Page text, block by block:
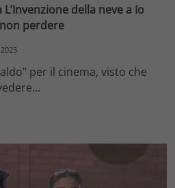
della neve a Io
perdere
per il cinema, visto che